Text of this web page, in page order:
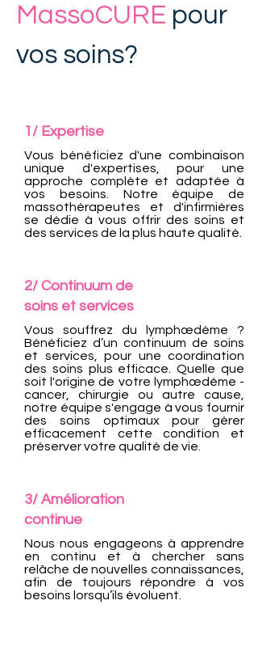
MassoCURE pour
vos soins?
1/ Expertise
Vous bénéficiez d'une combinaison
unique d'expertises, pour une
approche complète et adaptée à
vos besoins. Notre équipe de
massothérapeutes et d'infirmières
se dédie à vous offrir des soins et
des services de la plus haute qualité.
2/ Continuum de
soins et services
Vous souffrez du lymphœdème ?
Bénéficiez d’un continuum de soins
et services, pour une coordination
des soins plus efficace. Quelle que
soit l'origine de votre lymphœdème -
cancer, chirurgie ou autre cause,
notre équipe s'engage à vous fournir
des soins optimaux pour gérer
efficacement cette condition et
préserver votre qualité de vie.
3/ Amélioration
continue
Nous nous engageons à apprendre
en continu et à chercher sans
relâche de nouvelles connaissances,
afin de toujours répondre à vos
besoins lorsqu’ils évoluent.